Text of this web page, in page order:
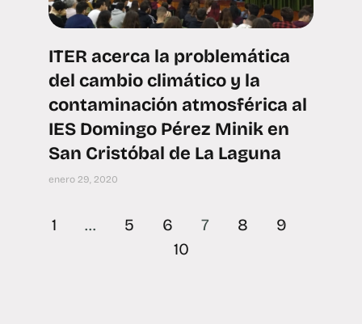
ITER acerca la problemática
del cambio climático y la
contaminación atmosférica al
IES Domingo Pérez Minik en
San Cristóbal de La Laguna
enero 29, 2020
1 … 5 6 7 8
9
10